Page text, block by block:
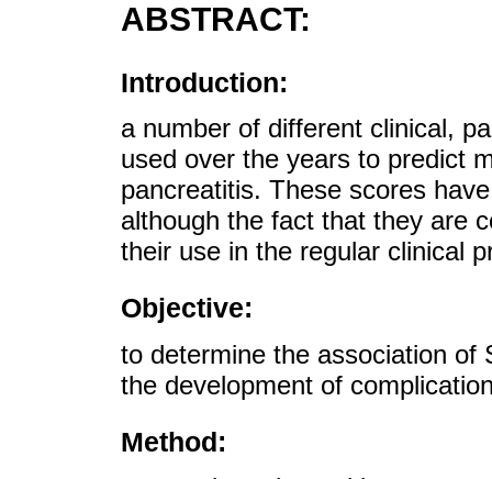
ABSTRACT:
Introduction:
a number of different clinical,
used over the years to predict
pancreatitis. These scores
although the fact that they are
their use in the regular clinical
Objective:
to determine the association of
the development of
Method: